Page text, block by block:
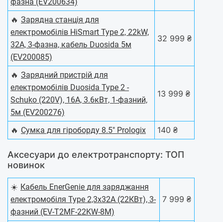
фазна (EV200634)
🔥 Зарядна станція для
електромобілів HiSmart Type 2, 22kW,
32A, 3-фазна, кабель Duosida 5м
(EV200085)
32 999 ₴
🔥 Зарядний пристрій для
електромобілів Duosida Type 2 -
Schuko (220V), 16A, 3.6кВт, 1-фазний,
5м (EV200276)
13 999 ₴
🔥 Сумка для гіроборду 8.5" Prologix 140 ₴
Аксесуари до електротранспорту: ТОП
новинок
☀️ Кабель EnerGenie для заряджання
електромобіля Type 2,3х32А (22КВт), 3-
фазний (EV-T2MF-22KW-8M)
7 999 ₴